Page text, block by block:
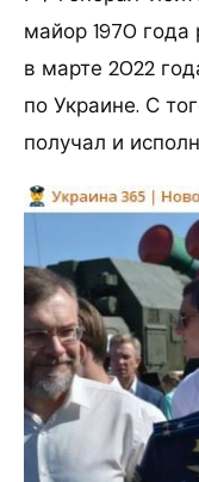
майор 1970
в марте 2022
по Украине. С
получал и